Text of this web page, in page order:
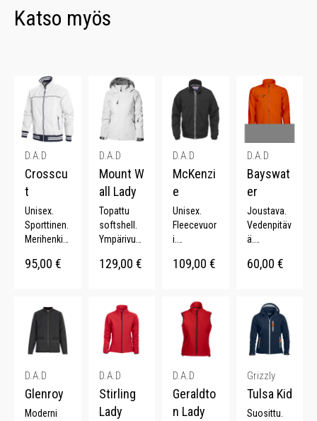
Katso myös
D.A.D
Crosscu
t
Unisex.
Sporttinen.
Merihenkin
Vedenpitäv
ikatut
hihat.
95,00 €
D.A.D
Mount W
all Lady
Topattu
softshell.
Ympärivuot
Vedenpitäv
huppu.
Kännykkäta
sku.
129,00 €
D.A.D
McKenzi
e
Unisex.
Fleecevuor
i.
Sporttinen.
hihat.
109,00 €
D.A.D
Bayswat
er
Joustava.
Vedenpitäv
ä.
ä.
värivalikoi
ma.
60,00 €
D.A.D
Glenroy
Moderni
D.A.D
Stirling
Lady
D.A.D
Geraldto
n Lady
Grizzly
Tulsa Kid
Suosittu.